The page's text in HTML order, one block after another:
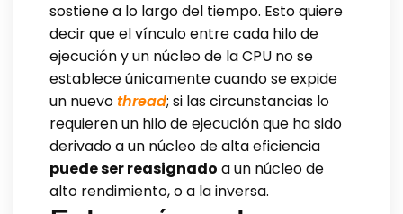
sostiene a lo largo del tiempo. Esto quiere
decir que el vínculo entre cada hilo de
ejecución y un núcleo de la CPU no se
establece únicamente cuando se expide
un nuevothread; si las circunstancias lo
requieren un hilo de ejecución que ha sido
derivado a un núcleo de alta eficiencia
puede ser reasignado a un núcleo de
alto rendimiento, o a la inversa.